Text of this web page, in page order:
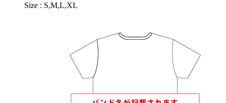
Size : S,M,L,XL